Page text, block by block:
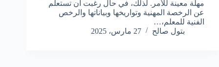
مهلة معينة للأمر. لذلك، في حال رغبت أن تستعلم
عن الرخصة المهنية وتواريخها وبياناتها والرخص
الفنية للمعلم،…
بتول صالح
27 مارس، 2025